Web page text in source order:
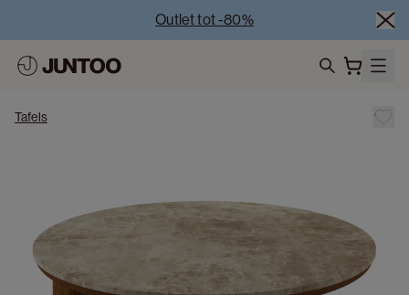
Outlet tot -80%
Koppelverkoop -50% bij aankoop van minstens 2
meubelstukken
Tafels